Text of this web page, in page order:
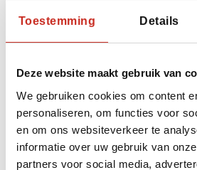
Toestemming Details
Deze website maakt gebruik van
We gebruiken cookies om content
personaliseren, om functies voor
en om ons websiteverkeer te
informatie over uw gebruik van
partners voor social media,
Verstuur